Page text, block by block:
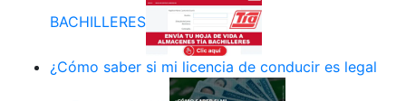
BACHILLERES
¿Cómo saber si mi licencia de conducir es legal